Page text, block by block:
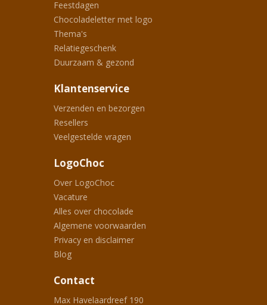
Feestdagen
Chocoladeletter met logo
Thema's
Relatiegeschenk
Duurzaam & gezond
Klantenservice
Verzenden en bezorgen
Resellers
Veelgestelde vragen
LogoChoc
Over LogoChoc
Vacature
Alles over chocolade
Algemene voorwaarden
Privacy en disclaimer
Blog
Contact
Max Havelaardreef 190